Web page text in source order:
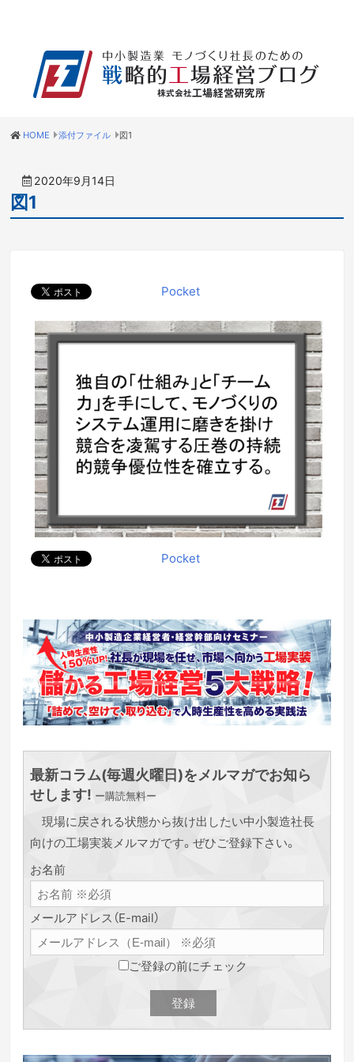
HOME 添付ファイル 図1
2020年9月14日
図1
Pocket
Pocket
最新コラム(毎週火曜日)をメルマガでお知ら
せします! ー購読無料ー
現場に戻される状態から抜け出したい中小製造社長
向けの工場実装メルマガです。ぜひご登録下さい。
お名前
メールアドレス（E-mail）
ご登録の前にチェック